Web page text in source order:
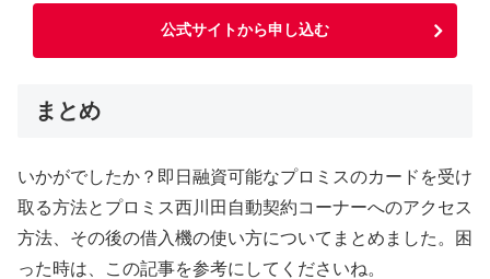
公式サイトから申し込む
まとめ
いかがでしたか？即日融資可能なプロミスのカードを受け
取る方法とプロミス西川田自動契約コーナーへのアクセス
方法、その後の借入機の使い方についてまとめました。困
った時は、この記事を参考にしてくださいね。